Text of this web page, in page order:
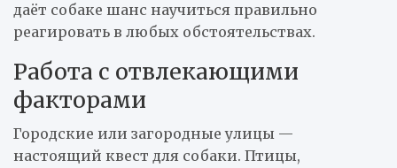
даёт собаке шанс научиться правильно
реагировать в любых обстоятельствах.
Работа с отвлекающими
факторами
Городские или загородные улицы —
настоящий квест для собаки. Птицы,